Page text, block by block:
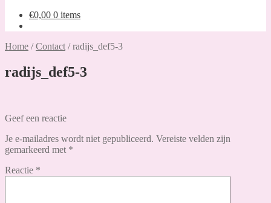
€0,00 0 items
Home /Contact /radijs_def5-3
radijs_def5-3
Geef een reactie
Je e-mailadres wordt niet gepubliceerd. Vereiste velden zijn
gemarkeerd met *
Reactie *